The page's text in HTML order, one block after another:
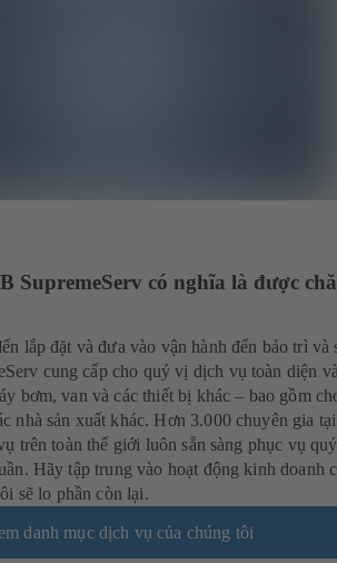
SupremeServ có nghĩa là được
lắp đặt và đưa vào vận hành đến bảo trì và
cung cấp cho quý vị dịch vụ toàn diện
bơm, van và các thiết bị khác – bao gồm
nhà sản xuất khác. Hơn 3.000 chuyên gia
trên toàn thế giới luôn sẵn sàng phục vụ
Hãy tập trung vào hoạt động kinh doanh
sẽ lo phần còn lại.
danh mục dịch vụ của chúng tôi